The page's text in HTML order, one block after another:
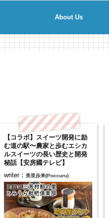
About Us
【コラボ】スイーツ開発に励
む道の駅〜農家と歩むエシカ
ルスイーツの長い歴史と開発
秘話【安房國テレビ】
writer：美里歩来(Poccuru)